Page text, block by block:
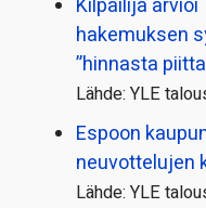
Kilpailija
hakemuksen
”hinnasta
Lähde: YLE
Espoon
neuvottelujen
Lähde: YLE